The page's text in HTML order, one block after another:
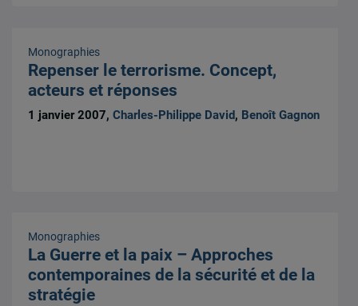
Monographies
Repenser le terrorisme. Concept,
acteurs et réponses
1 janvier 2007,Charles-Philippe David, Benoît Gagnon
Monographies
La Guerre et la paix – Approches
contemporaines de la sécurité et de la
stratégie